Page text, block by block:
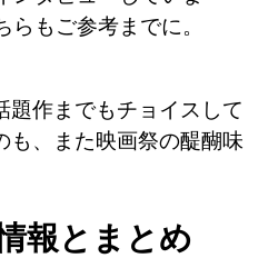
らもご参考までに。
題作までもチョイスして
も、また映画祭の醍醐味
報とまとめ